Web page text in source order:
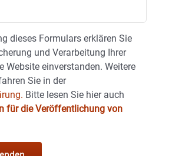
dieses Formulars erklären Sie
und Verarbeitung Ihrer
Website einverstanden. Weitere
Sie in der
Bitte lesen Sie hier auch
für die Veröffentlichung von